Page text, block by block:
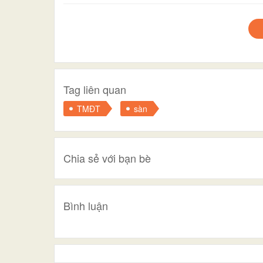
Tag liên quan
TMĐT sàn
Chia sẻ với bạn bè
Bình luận